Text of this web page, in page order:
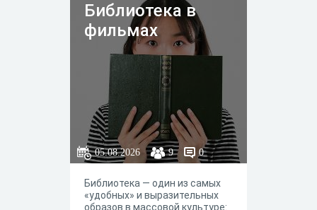
Библиотека в
фильмах
05.08.2026 9 0
Библиотека — один из самых
«удобных» и выразительных
образов в массовой культуре: